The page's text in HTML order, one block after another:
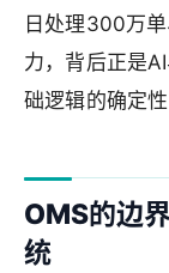
日处理300万
力，背后正是
础逻辑的确定
OMS的边
统